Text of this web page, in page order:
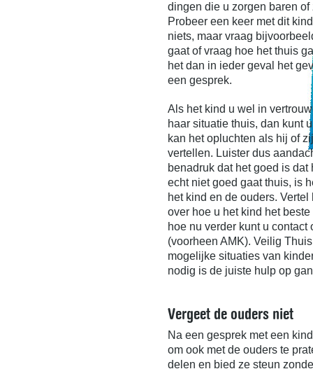
dingen die u zorgen baren
Probeer een keer met dit
niets, maar vraag
gaat of vraag hoe het thuis
het dan in ieder geval het
een gesprek.
Als het kind u wel in
haar situatie thuis, dan kunt
kan het opluchten als hij of
vertellen. Luister dus
benadruk dat het goed is
echt niet goed gaat thuis, is
het kind en de ouders.
over hoe u het kind het
hoe nu verder kunt u
(voorheen AMK). Veilig
mogelijke situaties van
nodig is de juiste hulp op
Vergeet de ouders niet
Na een gesprek met een
om ook met de ouders te
delen en bied ze steun